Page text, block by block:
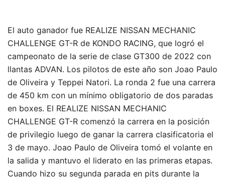
El auto ganador fue REALIZE NISSAN MECHANIC
CHALLENGE GT-R de KONDO RACING, que logró el
campeonato de la serie de clase GT300 de 2022 con
llantas ADVAN. Los pilotos de este año son Joao Paulo
de Oliveira y Teppei Natori. La ronda 2 fue una carrera
de 450 km con un mínimo obligatorio de dos paradas
en boxes. El REALIZE NISSAN MECHANIC
CHALLENGE GT-R comenzó la carrera en la posición
de privilegio luego de ganar la carrera clasificatoria el
3 de mayo. Joao Paulo de Oliveira tomó el volante en
la salida y mantuvo el liderato en las primeras etapas.
Cuando hizo su segunda parada en pits durante la